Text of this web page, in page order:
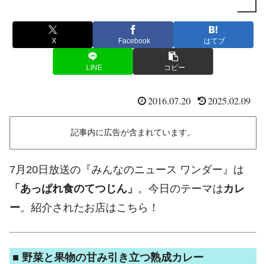
X Facebook はてブ
LINE コピー
2016.07.20 2025.02.09
記事内に広告が含まれています。
7月20日放送の『みんなのニュース ワンダー』は
「あっぱれ食のてつじん」 。今日のテーマはカレ
ー。紹介されたお店はこちら！
■ 野菜と果物の甘み引き立つ熟成カレー